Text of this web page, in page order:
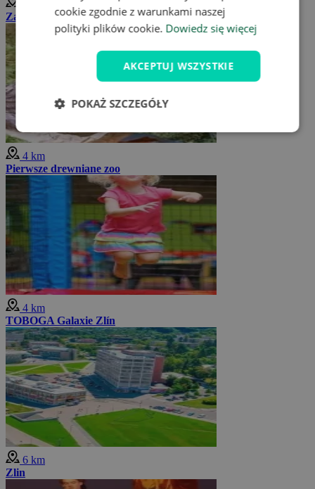
Zamek Lukov
4 km
Pierwsze drewniane zoo
4 km
TOBOGA Galaxie Zlín
6 km
Zlin
cookie zgodnie z warunkami naszej
polityki plików cookie. Dowiedz się więcej
AKCEPTUJ WSZYSTKIE
POKAŻ SZCZEGÓŁY